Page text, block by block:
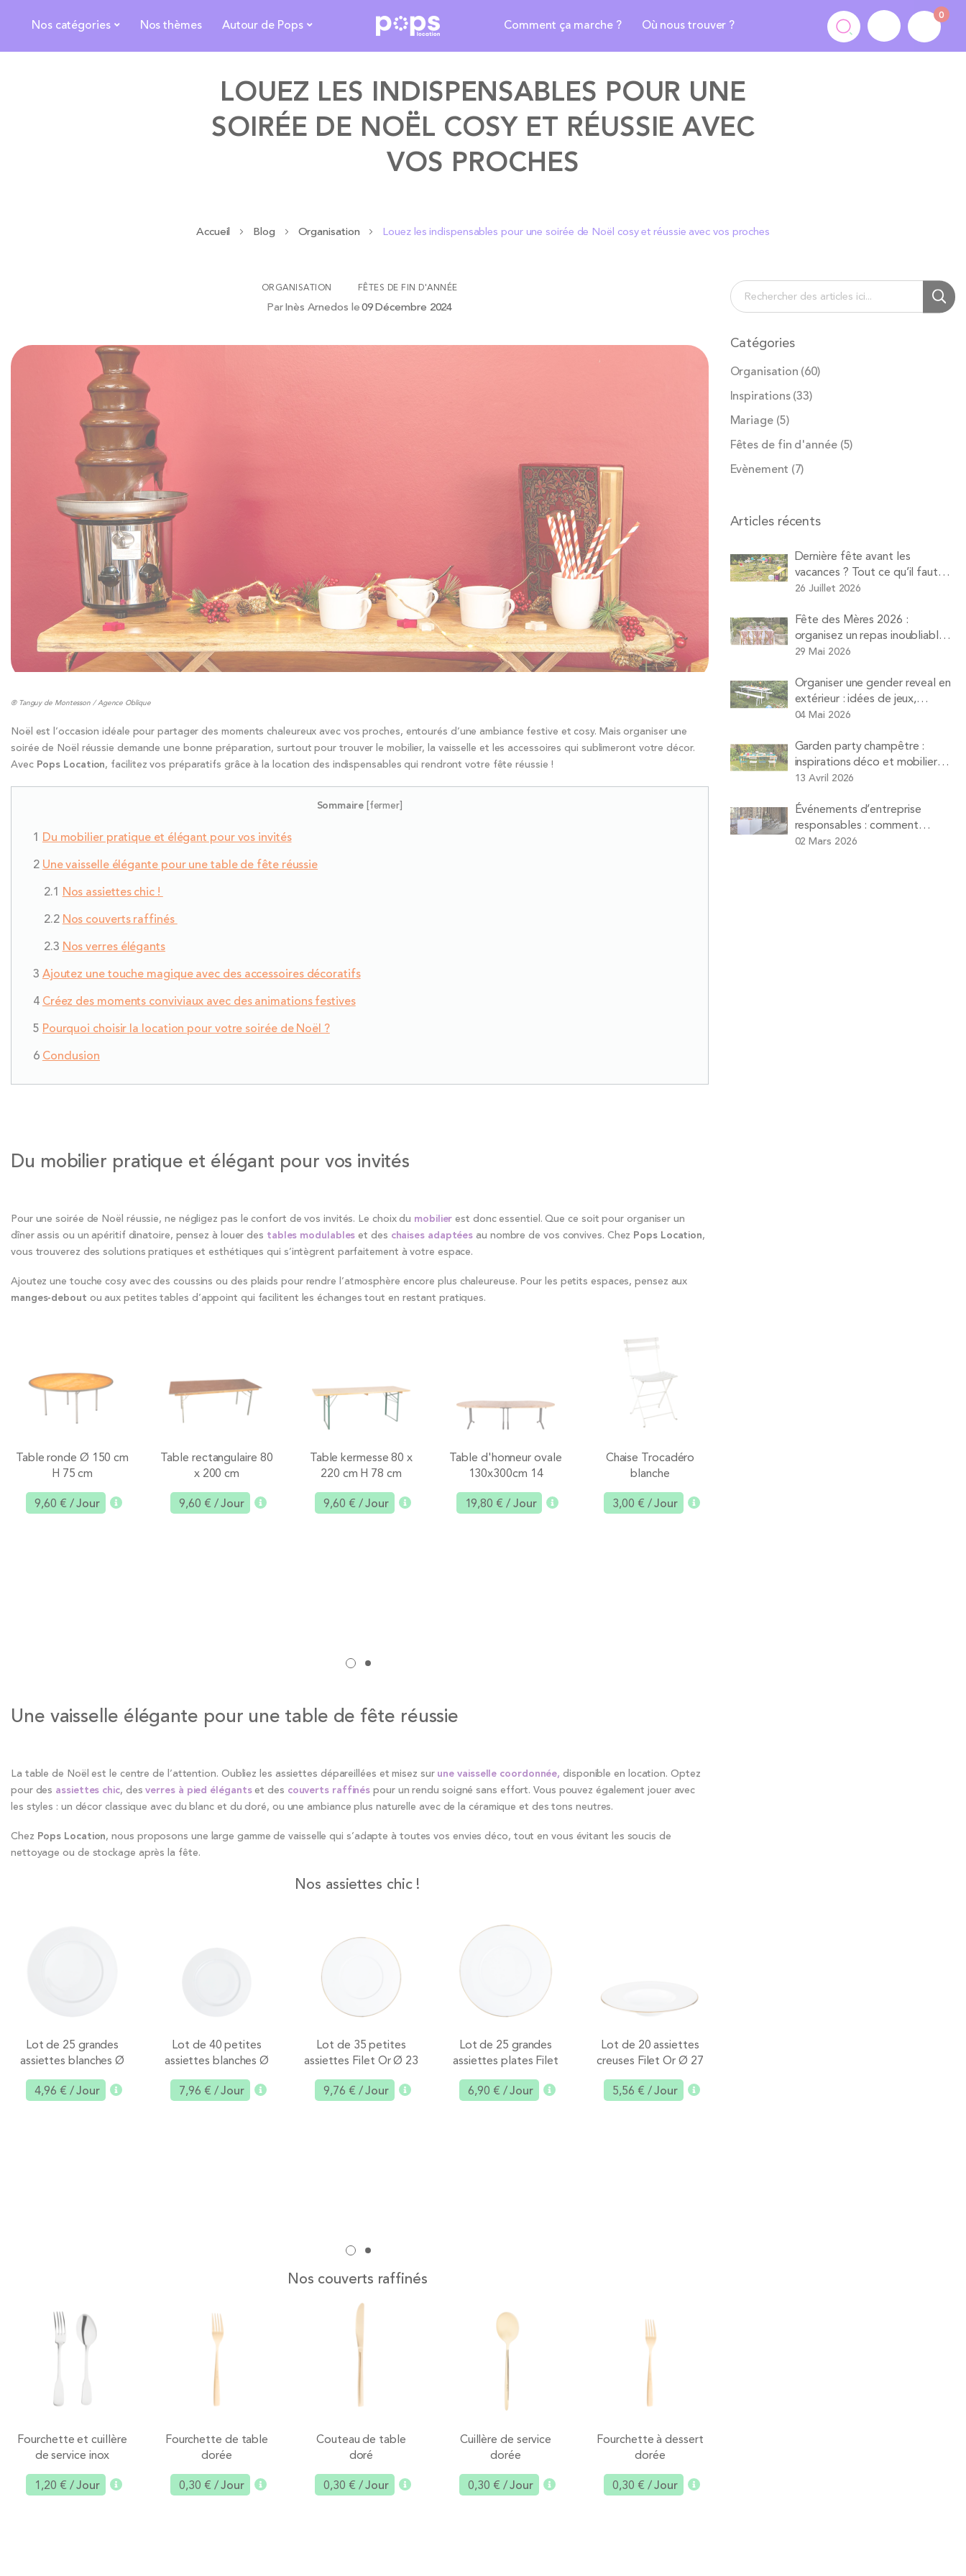
Nos catégories Nos thèmes Autour de Pops Comment ça marche ? Où nous trouver ?
0
LOUEZ LES INDISPENSABLES POUR UNE
SOIRÉE DE NOËL COSY ET RÉUSSIE AVEC
VOS PROCHES
Accueil Blog Organisation Louez les indispensables pour une soirée de Noël cosy et réussie avec vos proches
ORGANISATION FÊTES DE FIN D'ANNÉE
ParInès Arnedos le09 Décembre 2024
® Tanguy de Montesson / Agence Oblique
Noël est l’occasion idéale pour partager des moments chaleureux avec vos proches, entourés d’une ambiance festive et cosy. Mais organiser une
soirée de Noël réussie demande une bonne préparation, surtout pour trouver le mobilier, la vaisselle et les accessoires qui sublimeront votre décor.
Avec Pops Location, facilitez vos préparatifs grâce à la location des indispensables qui rendront votre fête réussie !
Sommaire[fermer]
Du mobilier pratique et élégant pour vos invités
Une vaisselle élégante pour une table de fête réussie
Nos assiettes chic !
Nos couverts raffinés
Nos verres élégants
Ajoutez une touche magique avec des accessoires décoratifs
Créez des moments conviviaux avec des animations festives
Pourquoi choisir la location pour votre soirée de Noël ?
Conclusion
Du mobilier pratique et élégant pour vos invités
Pour une soirée de Noël réussie, ne négligez pas le confort de vos invités. Le choix du mobilierest donc essentiel. Que ce soit pour organiser un
dîner assis ou un apéritif dinatoire, pensez à louer des tables modulableset des chaises adaptéesau nombre de vos convives. Chez Pops Location,
vous trouverez des solutions pratiques et esthétiques qui s’intègrent parfaitement à votre espace.
Ajoutez une touche cosy avec des coussins ou des plaids pour rendre l’atmosphère encore plus chaleureuse. Pour les petits espaces, pensez aux
manges-debout ou aux petites tables d’appoint qui facilitent les échanges tout en restant pratiques.
Table ronde Ø 150 cm
H 75 cm
9,60 € / Jour
Table rectangulaire 80
x 200 cm
9,60 € / Jour
Table kermesse 80 x
220 cm H 78 cm
9,60 € / Jour
Table d'honneur ovale
130x300cm 14
personnes
19,80 € / Jour
Chaise Trocadéro
blanche
3,00 € / Jour
Une vaisselle élégante pour une table de fête réussie
La table de Noël est le centre de l’attention. Oubliez les assiettes dépareillées et misez surune vaisselle coordonnée, disponible en location. Optez
pour des assiettes chic, desverres à pied élégantset des couverts raffinéspour un rendu soigné sans effort. Vous pouvez également jouer avec
les styles : un décor classique avec du blanc et du doré, ou une ambiance plus naturelle avec de la céramique et des tons neutres.
Chez Pops Location, nous proposons une large gamme de vaisselle qui s’adapte à toutes vos envies déco, tout en vous évitant les soucis de
nettoyage ou de stockage après la fête.
Nos assiettes chic !
Lot de 25 grandes
assiettes blanches Ø
26,5 cm
4,96 € / Jour
Lot de 40 petites
assiettes blanches Ø
20 cm
7,96 € / Jour
Lot de 35 petites
assiettes Filet Or Ø 23
cm
9,76 € / Jour
Lot de 25 grandes
assiettes plates Filet
Or Ø 27 cm
6,90 € / Jour
Lot de 20 assiettes
creuses Filet Or Ø 27
cm
5,56 € / Jour
Nos couverts raffinés
Fourchette et cuillère
de service inox
1,20 € / Jour
Fourchette de table
dorée
0,30 € / Jour
Couteau de table
doré
0,30 € / Jour
Cuillère de service
dorée
0,30 € / Jour
Fourchette à dessert
dorée
0,30 € / Jour
Chercher
Catégories
Organisation (60)
Inspirations(33)
Mariage (5)
Fêtes de fin d'année (5)
Evènement (7)
Articles récents
Dernière fête avant les
vacances ? Tout ce qu’il faut
louer pour une soirée d’été
26 Juillet 2026
Fête des Mères 2026 :
organisez un repas inoubliable à
la maison sans vous ruiner ni
29 Mai 2026
Organiser une gender reveal en
extérieur : idées de jeux,
animations et matériel à louer
04 Mai 2026
Garden party champêtre :
inspirations déco et mobilier
pour un déjeuner sur l’herbe
13 Avril 2026
Événements d’entreprise
responsables : comment
organiser réunions et séminaires
02 Mars 2026